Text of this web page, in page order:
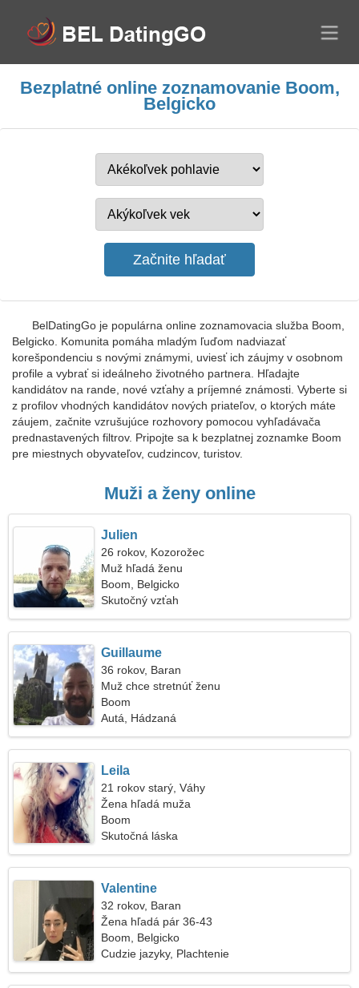
Bezplatné online zoznamovanie Boom,
Belgicko
BelDatingGo je populárna online zoznamovacia služba Boom,
Belgicko. Komunita pomáha mladým ľuďom nadviazať
korešpondenciu s novými známymi, uviesť ich záujmy v osobnom
profile a vybrať si ideálneho životného partnera. Hľadajte
kandidátov na rande, nové vzťahy a príjemné známosti. Vyberte si
z profilov vhodných kandidátov nových priateľov, o ktorých máte
záujem, začnite vzrušujúce rozhovory pomocou vyhľadávača
prednastavených filtrov. Pripojte sa k bezplatnej zoznamke Boom
pre miestnych obyvateľov, cudzincov, turistov.
Muži a ženy online
Julien
26 rokov, Kozorožec
Muž hľadá ženu
Boom, Belgicko
Skutočný vzťah
Guillaume
36 rokov, Baran
Muž chce stretnúť ženu
Boom
Autá, Hádzaná
Leila
21 rokov starý, Váhy
Žena hľadá muža
Boom
Skutočná láska
Valentine
32 rokov, Baran
Žena hľadá pár 36-43
Boom, Belgicko
Cudzie jazyky, Plachtenie